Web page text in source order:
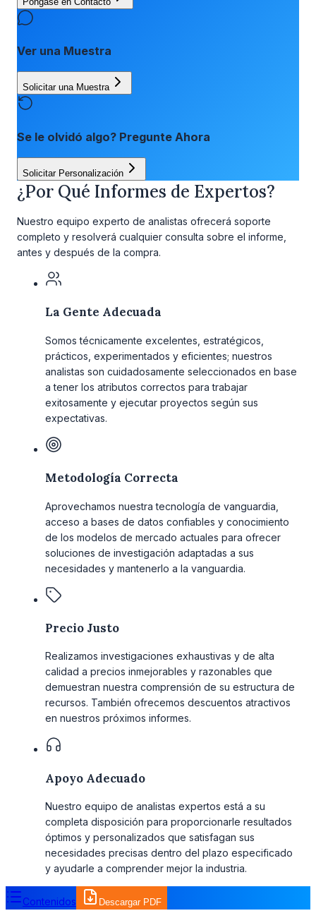
Ver una Muestra
Solicitar una Muestra
Se le olvidó algo? Pregunte Ahora
Solicitar Personalización
¿Por Qué Informes de Expertos?
Nuestro equipo experto de analistas ofrecerá soporte
completo y resolverá cualquier consulta sobre el informe,
antes y después de la compra.
La Gente Adecuada
Somos técnicamente excelentes, estratégicos,
prácticos, experimentados y eficientes; nuestros
analistas son cuidadosamente seleccionados en base
a tener los atributos correctos para trabajar
exitosamente y ejecutar proyectos según sus
expectativas.
Metodología Correcta
Aprovechamos nuestra tecnología de vanguardia,
acceso a bases de datos confiables y conocimiento
de los modelos de mercado actuales para ofrecer
soluciones de investigación adaptadas a sus
necesidades y mantenerlo a la vanguardia.
Precio Justo
Realizamos investigaciones exhaustivas y de alta
calidad a precios inmejorables y razonables que
demuestran nuestra comprensión de su estructura de
recursos. También ofrecemos descuentos atractivos
en nuestros próximos informes.
Apoyo Adecuado
Nuestro equipo de analistas expertos está a su
completa disposición para proporcionarle resultados
óptimos y personalizados que satisfagan sus
necesidades precisas dentro del plazo especificado
y ayudarle a comprender mejor la industria.
Contenidos Descargar PDF